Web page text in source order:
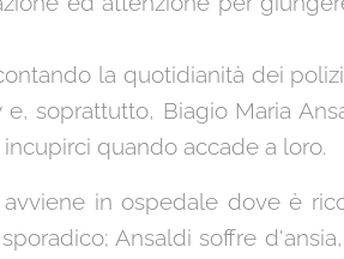
la quotidianità dei
soprattutto, Biagio Maria
quando accade a loro.
in ospedale dove è
Ansaldi soffre